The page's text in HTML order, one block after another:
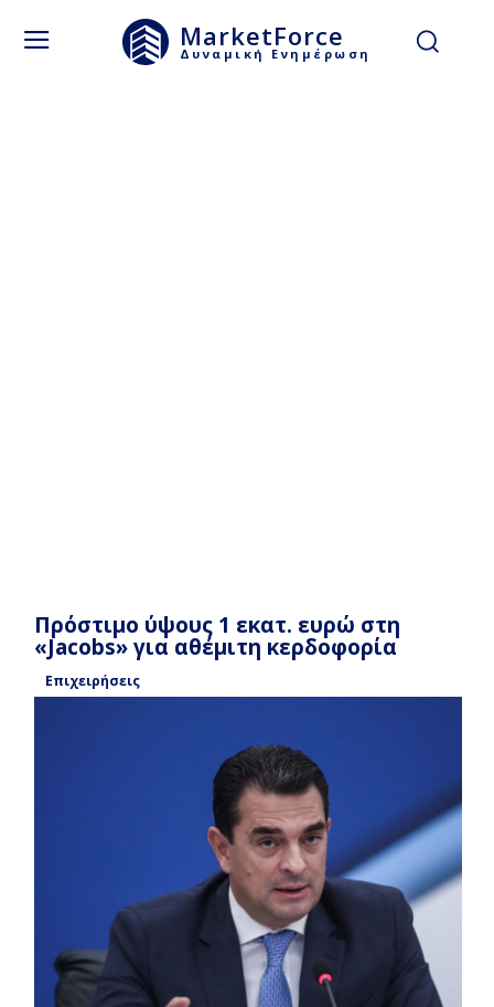
MarketForce
Δυναμική Ενημέρωση
Πρόστιμο ύψους 1 εκατ. ευρώ στη
«Jacobs» για αθέμιτη κερδοφορία
Επιχειρήσεις